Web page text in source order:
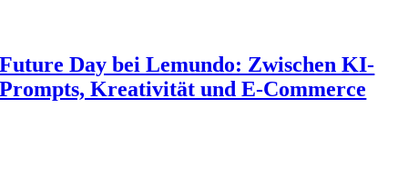
Future Day bei Lemundo: Zwischen KI-
Prompts, Kreativität und E-Commerce